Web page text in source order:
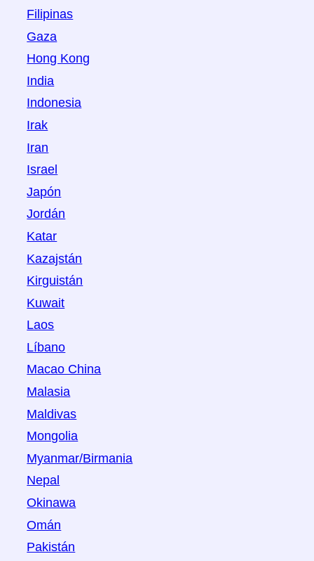
Filipinas
Gaza
Hong Kong
India
Indonesia
Irak
Iran
Israel
Japón
Jordán
Katar
Kazajstán
Kirguistán
Kuwait
Laos
Líbano
Macao China
Malasia
Maldivas
Mongolia
Myanmar/Birmania
Nepal
Okinawa
Omán
Pakistán